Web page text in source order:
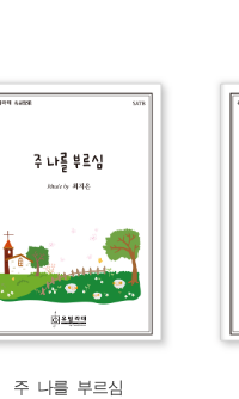
주 나를 부르심